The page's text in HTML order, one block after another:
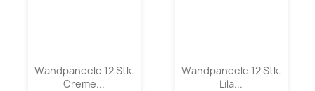
Wandpaneele 12 Stk.
Creme...
Wandpaneele 12 Stk.
Lila...